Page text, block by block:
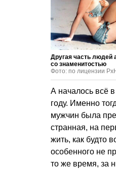
Другая часть людей
со знаменитостью
Фото: по лицензии
А началось всё
году. Именно
мужчин была
странная, на
жить, как будто
особенного не
то же время, за